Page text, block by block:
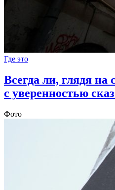
Где это
Всегда ли, глядя
с уверенностью
Фото